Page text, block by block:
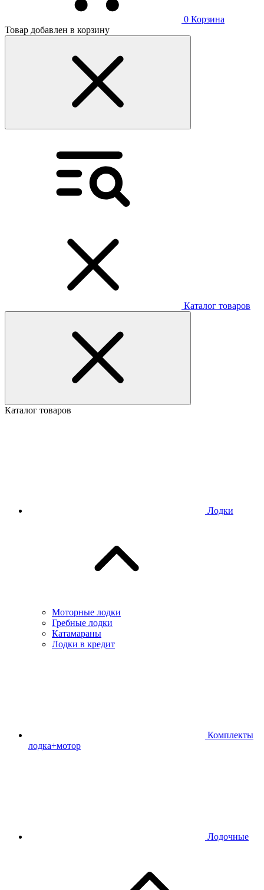
0 Корзина
Товар добавлен в корзину
Каталог товаров
Каталог товаров
Лодки
Моторные лодки
Гребные лодки
Катамараны
Лодки в кредит
Комплекты
лодка+мотор
Лодочные